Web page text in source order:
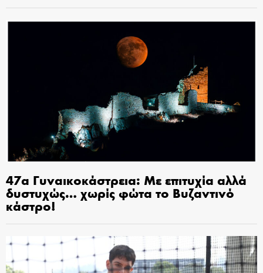
47α Γυναικοκάστρεια: Με επιτυχία αλλά
δυστυχώς… χωρίς φώτα το Βυζαντινό
κάστρο!